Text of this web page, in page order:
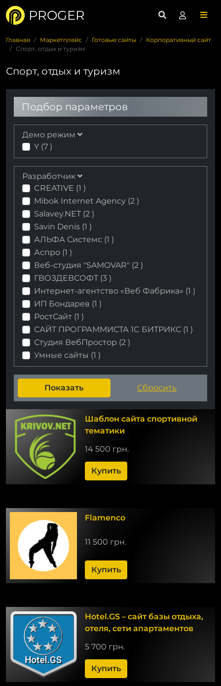
PROGER
Главная Маркетплейс Готовые сайты
Корпоративный сайт
Спорт, отдых и туризм
Спорт, отдых и туризм
Подбор параметров
Демо режим
Y (7 )
Разработчик
CREATIVE (1 )
Mibok Internet Agency (2 )
Salavey.NET (2 )
Savin Denis (1 )
АЛЬФА Системс (1 )
Аспро (1 )
Веб-cтудия "SAMOVAR" (2 )
ГВОЗДЕВСОФТ (3 )
Интернет-агентство «Веб Фабрика» (1 )
ИП Бондарев (1 )
РостСайт (1 )
САЙТ ПРОГРАММИСТА 1C БИТРИКС (1 )
Студия ВебПростор (2 )
Умные сайты (1 )
Шаблон сайта спортивной
тематики
14 500 грн.
Купить
Flamenco
11 500 грн.
Купить
Hotel.GS – сайт базы отдыха,
отеля, сети апартаментов
5 700 грн.
Купить